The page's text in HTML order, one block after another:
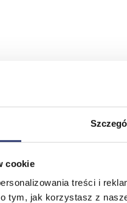
cookie
treści i
tym, jak korzystasz z